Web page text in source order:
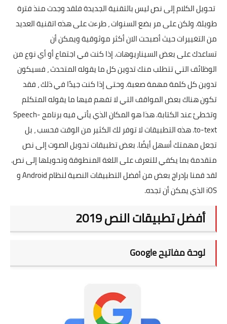
تحويل الكلام إلى نص ليس بالتقنية الجديدة فلقد وجدت منذ فترة
طويلة. ولكن على مر بضع السنوات ، طرءت على هذه اتقنية العديد
من التغييرات حيث أصبحت الان أكثر موثوقية ويمكن أن
تساعدك على بعض السيناريوهات. إذا كنت في اجتماع أو أي نوع من
الوظائف التي تتطلب منك تدوين كل ما يقوله المتحدث ، فسيكون
تدوين كل كلمة مهمة صعبة. وحتى إذا كنت جيدًا في ذلك ، فقد
تكون هناك بعض المواقف التي لا تفهم فيها ما يقوله المتكلم
وتخطئ عند الكتابة. هذا هو المكان الذي يأتي فيه برنامج Speech-
to-text. هذه التطبيقات لا توفر لك الكثير من الوقت فحسب ، بل
تجعل مهمتك أسهل أيضًا. بعض تطبيقات تحويل الصوت إلى نص
متقدمة بما يكفي للتعرف على اللغة المنطوقة وتحويلها إلى نص.
لقد قمنا بإدراج بعض من أفضل التطبيقات النصية لنظام Android و
iOS الذي يمكن أن تجده.
أفضل تطبيقات النص 2019
لوحة مفاتيح Google